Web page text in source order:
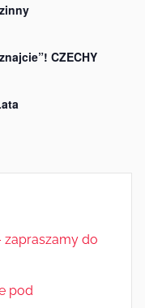
CZECHY
zapraszamy do
pod